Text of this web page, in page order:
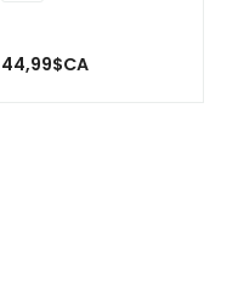
44,99$CA